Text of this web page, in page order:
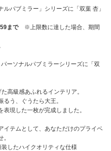
ル同好会
パブミラー」シリーズに「双葉 杏」
まで※上限数に達した場合、期間
ーソナルパブミラーシリーズに「双
高級感あふれるインテリア。
う、ぐうたら大王。
現した一枚が完成しました。
イテムとして、あなただけのプライベ
したハイクオリティな仕様